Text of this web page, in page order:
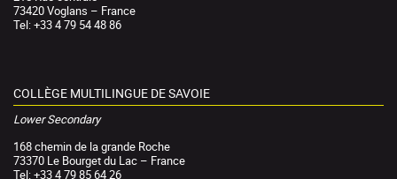
73420 Voglans – France
Tel: +33 4 79 54 48 86
COLLÈGE MULTILINGUE DE SAVOIE
Lower Secondary
168 chemin de la grande Roche
73370 Le Bourget du Lac – France
Tel: +33 4 79 85 64 26